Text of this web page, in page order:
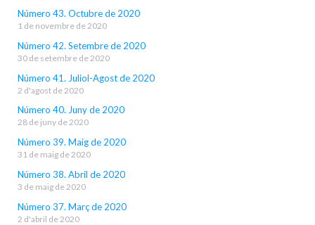
Número 43. Octubre de 2020
1 de novembre de 2020
Número 42. Setembre de 2020
30 de setembre de 2020
Número 41. Juliol-Agost de 2020
2 d'agost de 2020
Número 40. Juny de 2020
28 de juny de 2020
Número 39. Maig de 2020
31 de maig de 2020
Número 38. Abril de 2020
3 de maig de 2020
Número 37. Març de 2020
2 d'abril de 2020